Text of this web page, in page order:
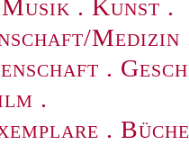
Musik . Kunst .
Medizin
.
.
.